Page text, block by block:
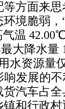
方面来
境脆弱
温
大降水量
水资源量
发展的
汽车占
和行政